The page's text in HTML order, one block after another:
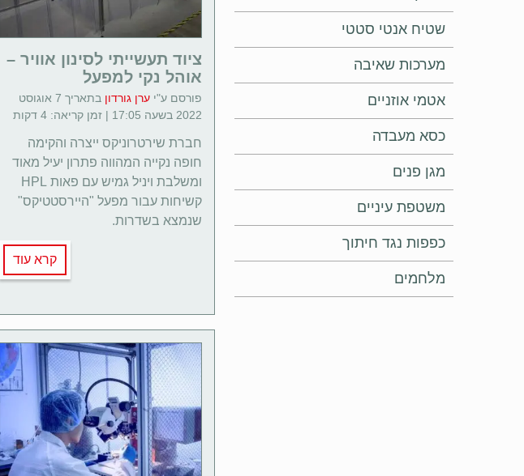
שטיח אנטי סטטי
מערכות שאיבה
אטמי אוזניים
כסא מעבדה
מגן פנים
משטפת עיניים
כפפות נגד חיתוך
מלחמים
ציוד תעשייתי לסינון אוויר –
אוהל נקי למפעל
פורסם ע"י ערן גורדון
בתאריך 7 אוגוסט
2022 בשעה 17:05 | זמן קריאה: 4 דקות
חברת שירטרוניקס ייצרה והקימה
חופה נקייה המהווה פתרון יעיל מאוד
ומשלבת ויניל גמיש עם פאות HPL
קשיחות עבור מפעל "היירסטטיקס"
שנמצא בשדרות.
קרא עוד